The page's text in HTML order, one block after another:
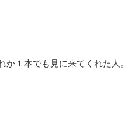
１本でも見に来てくれた人。